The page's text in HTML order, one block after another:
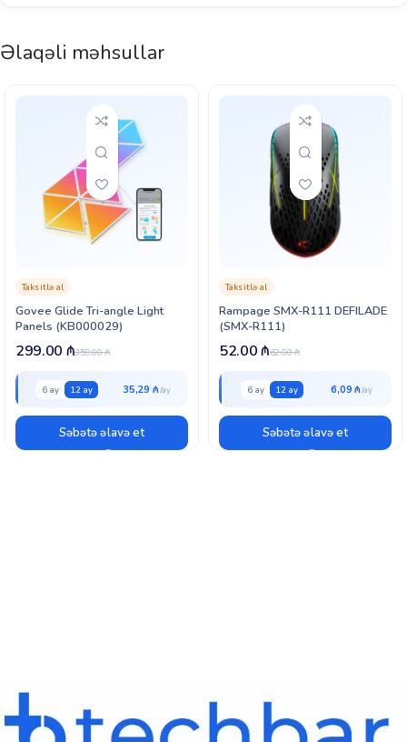
Əlaqəli məhsullar
Govee Glide Tri-angle Light
Panels (KB000029)
Taksitlə al
359.00₼
299.00 ₼
6 ay 12 ay 35,29 ₼
Səbətə əlavə et
Rampage SMX-R111 DEFILADE
(SMX-R111)
Taksitlə al
62.00₼
52.00₼
6 ay 12 ay 6,09 ₼
Səbətə əlavə et